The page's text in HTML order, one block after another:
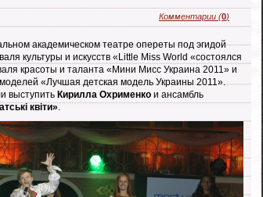
Комментарии (0)
академическом театре опереты под эгидой
культуры и искусств «Little Miss World «состоялся
красоты и таланта «Мини Мисс Украина 2011» и
«Лучшая детская модель Украины 2011».
выступить Кирилла Охрименко и ансамбль
квіти».